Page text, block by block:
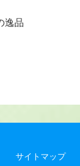
逸品
サイトマップ